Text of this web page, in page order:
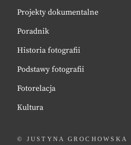
Projekty dokumentalne
Poradnik
Historia fotografii
Podstawy fotografii
Fotorelacja
Kultura
© JUSTYNA GROCHOWSKA